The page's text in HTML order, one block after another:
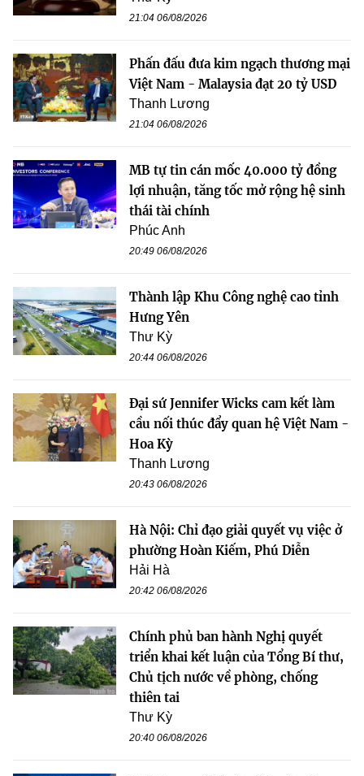
21:04 06/08/2026
Phấn đấu đưa kim ngạch thương mại
Việt Nam - Malaysia đạt 20 tỷ USD
Thanh Lương
21:04 06/08/2026
MB tự tin cán mốc 40.000 tỷ đồng
lợi nhuận, tăng tốc mở rộng hệ sinh
thái tài chính
Phúc Anh
20:49 06/08/2026
Thành lập Khu Công nghệ cao tỉnh
Hưng Yên
Thư Kỳ
20:44 06/08/2026
Đại sứ Jennifer Wicks cam kết làm
cầu nối thúc đẩy quan hệ Việt Nam -
Hoa Kỳ
Thanh Lương
20:43 06/08/2026
Hà Nội: Chỉ đạo giải quyết vụ việc ở
phường Hoàn Kiếm, Phú Diễn
Hải Hà
20:42 06/08/2026
Chính phủ ban hành Nghị quyết
triển khai kết luận của Tổng Bí thư,
Chủ tịch nước về phòng, chống
thiên tai
Thư Kỳ
20:40 06/08/2026